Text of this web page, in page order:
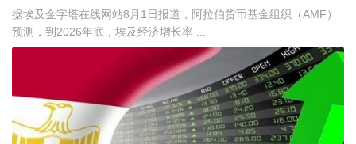
据埃及金字塔在线网站8月1日报道，阿拉伯货币基金组织（AMF）
预测，到2026年底，埃及经济增长率 ...